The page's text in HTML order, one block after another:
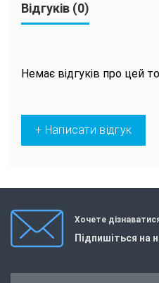
Відгуків (0)
Немає відгуків про цей
+ Написати відгук
Хочете
Підпишіться на